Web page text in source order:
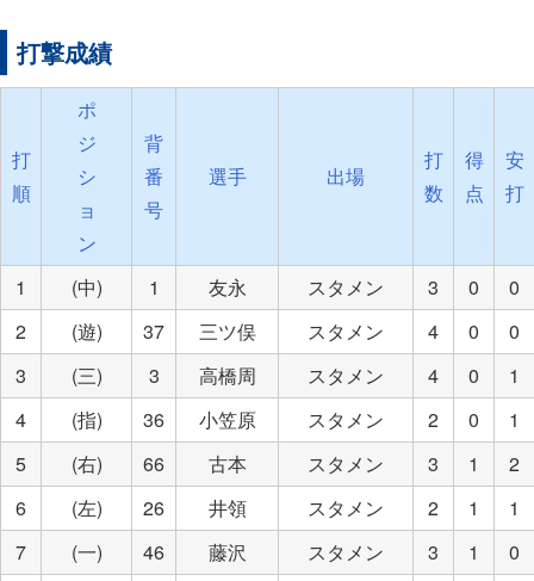
打撃成績
打
順
ポ
ジ
シ
ョ
ン
背
番
号
選手 出場
打
数
得
点
安
打
1 (中) 1 友永 スタメン 3 0
0
2
(遊) 37 三ツ俣 スタメン 4 0
0
3
(三) 3 高橋周 スタメン 4 0
1
4
(指) 36 小笠原 スタメン 2 0
1
5
(右) 66 古本 スタメン 3 1
2
6
(左) 26 井領 スタメン 2 1
1
7
(一) 46 藤沢 スタメン 3 1
0